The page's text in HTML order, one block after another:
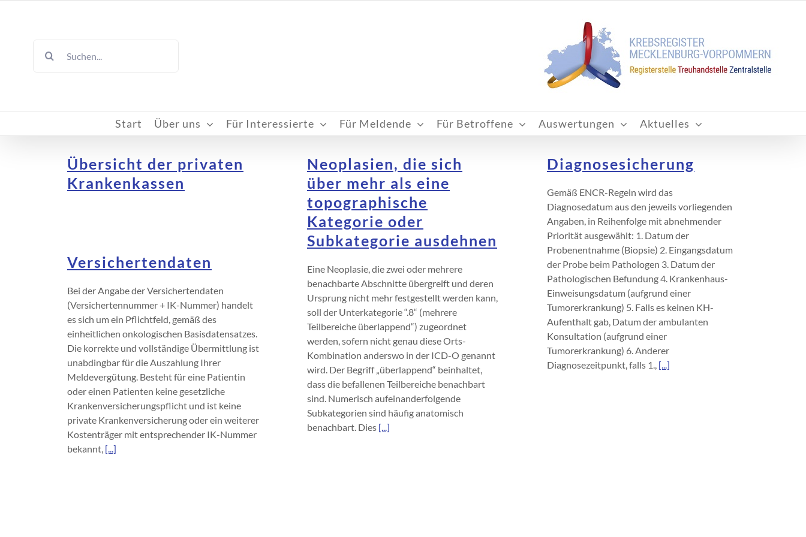
nach:
Start Über uns Für Interessierte Für Meldende Für Betroffene Auswertungen Aktuelles
Übersicht der privaten
Krankenkassen
Neoplasien, die sich
über mehr als eine
topographische
Kategorie oder
Subkategorie ausdehnen
Eine Neoplasie, die zwei oder mehrere
benachbarte Abschnitte übergreift und deren
Ursprung nicht mehr festgestellt werden kann,
soll der Unterkategorie “.8“ (mehrere
Teilbereiche überlappend“) zugeordnet
werden, sofern nicht genau diese Orts-
Kombination anderswo in der ICD-O genannt
wird. Der Begriff „überlappend“ beinhaltet,
dass die befallenen Teilbereiche benachbart
sind. Numerisch aufeinanderfolgende
Subkategorien sind häufig anatomisch
benachbart. Dies [...]
Diagnosesicherung
Gemäß ENCR-Regeln wird das
Diagnosedatum aus den jeweils vorliegenden
Angaben, in Reihenfolge mit abnehmender
Priorität ausgewählt: 1. Datum der
Probenentnahme (Biopsie) 2. Eingangsdatum
der Probe beim Pathologen 3. Datum der
Pathologischen Befundung 4. Krankenhaus-
Einweisungsdatum (aufgrund einer
Tumorerkrankung) 5. Falls es keinen KH-
Aufenthalt gab, Datum der ambulanten
Konsultation (aufgrund einer
Tumorerkrankung) 6. Anderer
Diagnosezeitpunkt, falls 1., [...]
Versichertendaten
Bei der Angabe der Versichertendaten
(Versichertennummer + IK-Nummer) handelt
es sich um ein Pflichtfeld, gemäß des
einheitlichen onkologischen Basisdatensatzes.
Die korrekte und vollständige Übermittlung ist
unabdingbar für die Auszahlung Ihrer
Meldevergütung. Besteht für eine Patientin
oder einen Patienten keine gesetzliche
Krankenversicherungspflicht und ist keine
private Krankenversicherung oder ein weiterer
Kostenträger mit entsprechender IK-Nummer
bekannt, [...]